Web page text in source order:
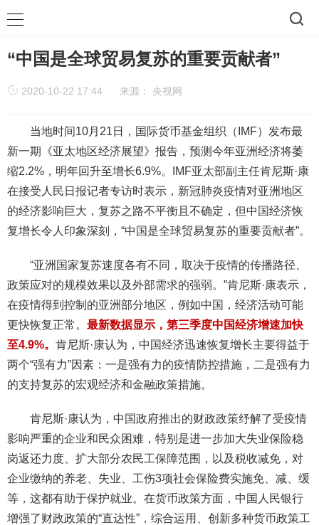
“中国是全球贸易复苏的重要贡献者”
2020-10-22 17:44 来源： 央视网
当地时间10月21日，国际货币基金组织（IMF）发布最
新一期《亚太地区经济展望》报告，预测今年亚洲经济将萎
缩2.2%，明年回升至增长6.9%。IMF亚太部副主任肯尼斯·康
在接受人民日报记者专访时表示，新冠肺炎疫情对亚洲地区
的经济影响巨大，复苏之路不平衡且不确定，但中国经济恢
复增长令人印象深刻，“中国是全球贸易复苏的重要贡献者”。
“亚洲国家复苏速度各有不同，取决于疫情的传播路径、
政策应对的规模效果以及外部需求的强弱。”肯尼斯·康表示，
在疫情得到控制的亚洲部分地区，例如中国，经济活动可能
更快恢复正常。 最新数据显示，第三季度中国经济增速加快
至4.9%。 肯尼斯·康认为，中国经济迅速恢复增长主要得益于
两个“强有力”因素：一是强有力的疫情防控措施，二是强有力
的支持复苏的宏观经济和金融政策措施。
肯尼斯·康认为，中国政府推出的财政政策纾解了受疫情
影响严重的企业和民众困难，特别是进一步加大失业保险稳
岗返还力度、扩大部分农民工保障范围，以及税收减免，对
企业缴纳的养老、失业、工伤3项社会保险费实施免、减、缓
等，这都有助于保护就业。在货币政策方面，中国人民银行
增强了财政政策的“直达性”，综合运用、创新多种货币政策工